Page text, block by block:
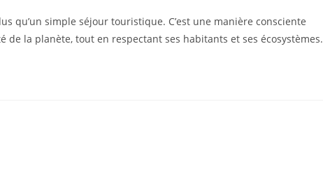
qu’un simple séjour touristique. C’est une manière consciente
de la planète, tout en respectant ses habitants et ses écosystèmes.